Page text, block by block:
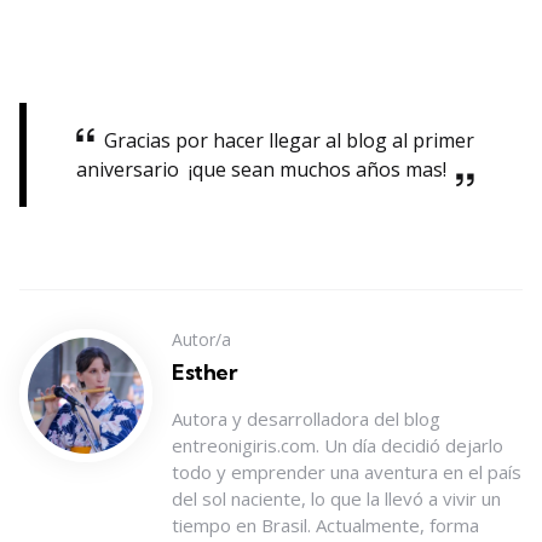
Gracias por hacer llegar al blog al primer
aniversario ¡que sean muchos años mas!
Autor/a
Esther
Autora y desarrolladora del blog
entreonigiris.com. Un día decidió dejarlo
todo y emprender una aventura en el país
del sol naciente, lo que la llevó a vivir un
tiempo en Brasil. Actualmente, forma